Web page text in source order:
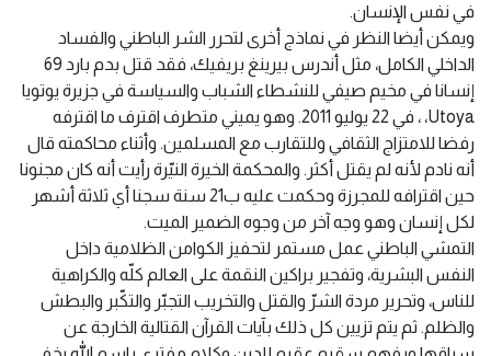
في نفس الإنسان.
ويمكن أيضا النظر في نماذج أخرى لتحرر الشر الباطني والفساد
الداخلي الكامل، مثل أندرس بيرينغ بريفيك، فقد قتل بدم بارد 69
إنسانا في مخيم صيفي للنشطاء الشباب والسياسة في جزيرة يوتويا
Utoya، ، في 22 يوليو 2011. وهو يميني متطرف اقترف ما اقترفه
رفضا للامتزاج الثقافي وللتقارب مع المسلمين. وأثناء محاكمته قال
أنه نادم لأنه لم يقتل أكثر. والمحكمة الخيرة النيّرة رأيت أنه كان مجنونا
حين اقترافه للمجرزة وحكمت عليه ب21 سنة سجنا أي ثلاثة أشهر
لكل إنسان وهو وجه آخر من وجوه الضمير الميت.
التمشي الباطني عمل مستمر لتحفيز الكوامن الظلامية داخل
النفس البشرية، وتفجير براكين النقمة على العالم كلّه والكراهية
للناس، وتحرير مردة الشرّ والقتل والتخريب التجبّر والتكّبر والبطش
والظلم. ثم يتم تزيين كل ذلك بآيات القرآن القتالية الخارجة عن